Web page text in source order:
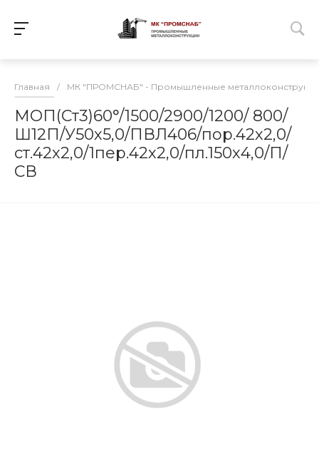
Главная / МК "ПРОМСНАБ" - Промышленные
МОП(Ст3)60°/1500/2900/1200/ 800/
Ш12П/У50х5,0/ПВЛ406/пор.42х2,0/
ст.42х2,0/1пер.42х2,0/пл.150х4,0/П/
СВ